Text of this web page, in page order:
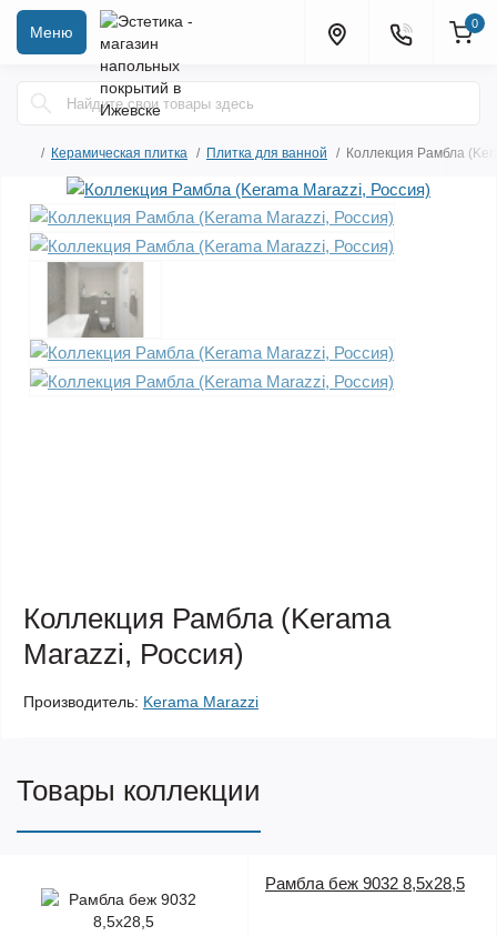
Меню 0
Керамическая плитка Плитка для ванной Коллекция Рамбла
Коллекция Рамбла (Kerama
Marazzi, Россия)
Производитель: Kerama Marazzi
Товары коллекции
Рамбла беж 9032 8,5х28,5